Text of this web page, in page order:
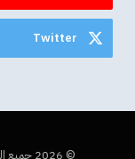
Twitter
© 2026 جميع الحقوق محفوظة لمجموعة إس تي إس الإعلامية.